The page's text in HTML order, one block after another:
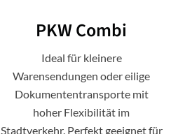
PKW Combi
Ideal für kleinere
Warensendungen oder eilige
Dokumententransporte mit
hoher Flexibilität im
Stadtverkehr. Perfekt geeignet für